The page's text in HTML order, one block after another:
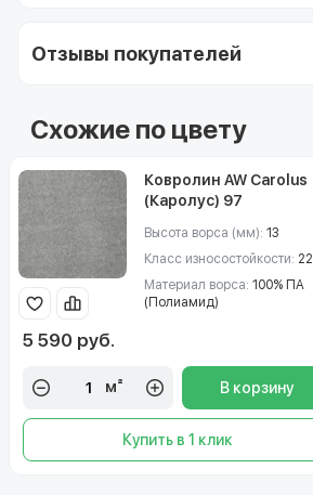
Отзывы покупателей
Схожие по цвету
Ковролин AW Carolus
(Каролус) 97
Высота ворса (мм): 13
Класс износостойкости: 22
Материал ворса: 100% ПА
(Полиамид)
5 590 руб.
м² В корзину
Купить в 1 клик